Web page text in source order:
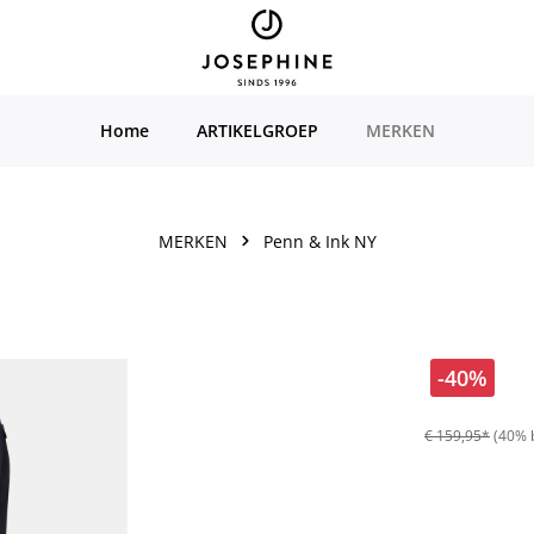
Home ARTIKELGROEP MERKEN
MERKEN Penn & Ink NY
-40%
€ 159,95*(40%